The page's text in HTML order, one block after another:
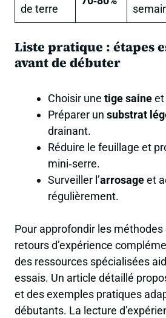
de terre
Liste pratique : étapes
avant de débuter
Choisir une tige saineet
Préparer un substrat
drainant.
Réduire le feuillage et
mini‑serre.
Surveiller l’arrosageet
régulièrement.
Pour approfondir les
retours d’expérience
des ressources spécialisées
essais. Un article détaillé
et des exemples pratiques
débutants. La lecture